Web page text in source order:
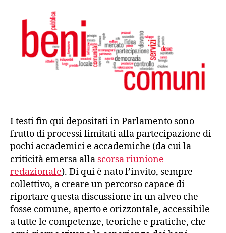
I testi fin qui depositati in Parlamento sono
frutto di processi limitati alla partecipazione di
pochi accademici e accademiche (da cui la
criticità emersa alla scorsa riunione
redazionale). Di qui è nato l’invito, sempre
collettivo, a creare un percorso capace di
riportare questa discussione in un alveo che
fosse comune, aperto e orizzontale, accessibile
a tutte le competenze, teoriche e pratiche, che